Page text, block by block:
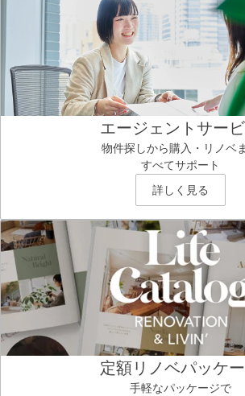
エージェントサー
物件探しから購入・リノベ
すべてサポート
詳しく見る
定額リノベパッケ
手軽なパッケージで